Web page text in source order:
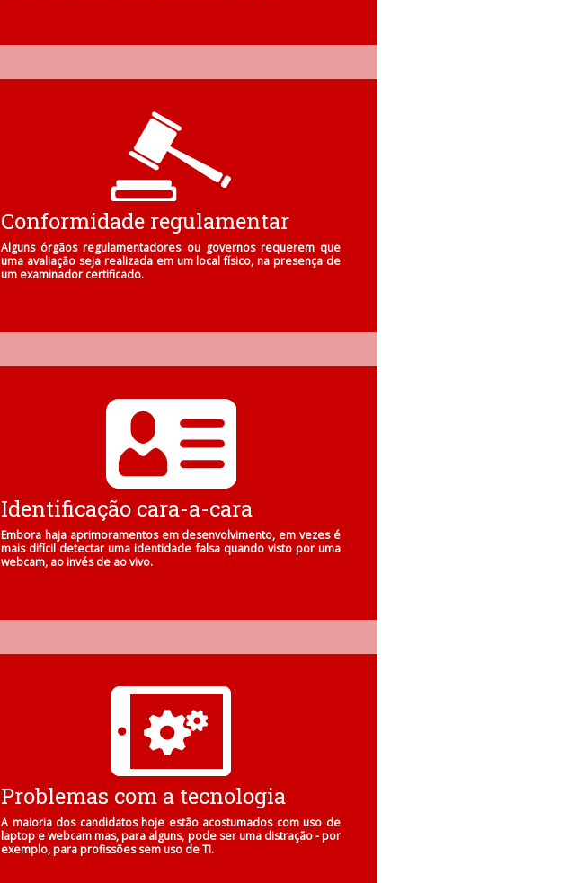
Conformidade regulamentar
Alguns órgãos regulamentadores ou governos requerem que
uma avaliação seja realizada em um local físico, na presença de
um examinador certificado.
Identificação cara-a-cara
Embora haja aprimoramentos em desenvolvimento, em vezes é
mais difícil detectar uma identidade falsa quando visto por uma
webcam, ao invés de ao vivo.
Problemas com a tecnologia
A maioria dos candidatos hoje estão acostumados com uso de
laptop e webcam mas, para alguns, pode ser uma distração - por
exemplo, para profissões sem uso de TI.